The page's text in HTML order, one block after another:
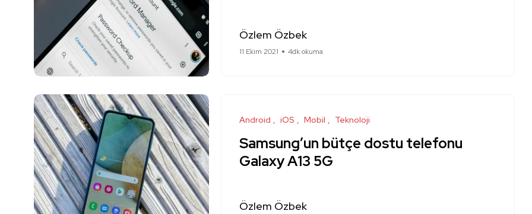
Özlem Özbek
11 Ekim 2021 4dk okuma
Android iOS Mobil Teknoloji
Samsung’un bütçe dostu telefonu
Galaxy A13 5G
Özlem Özbek